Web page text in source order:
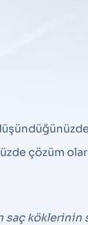
çözüm
saç